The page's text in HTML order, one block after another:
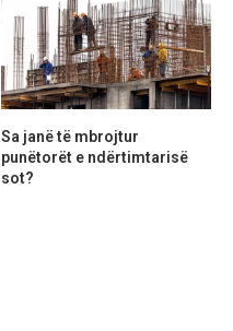
Sa janë të mbrojtur
punëtorët e ndërtimtarisë
sot?